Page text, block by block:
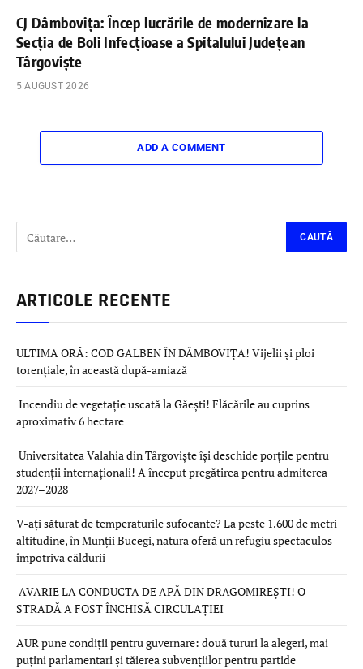
CJ Dâmbovița: Încep lucrările de modernizare la
Secția de Boli Infecțioase a Spitalului Județean
Târgoviște
5 AUGUST 2026
ADD A COMMENT
ARTICOLE RECENTE
ULTIMA ORĂ: COD GALBEN ÎN DÂMBOVIȚA! Vijelii și ploi
torențiale, în această după-amiază
Incendiu de vegetație uscată la Găești! Flăcările au cuprins
aproximativ 6 hectare
Universitatea Valahia din Târgoviște își deschide porțile pentru
studenții internaționali! A început pregătirea pentru admiterea
2027–2028
V-ați săturat de temperaturile sufocante? La peste 1.600 de metri
altitudine, în Munții Bucegi, natura oferă un refugiu spectaculos
împotriva căldurii
AVARIE LA CONDUCTA DE APĂ DIN DRAGOMIREȘTI! O
STRADĂ A FOST ÎNCHISĂ CIRCULAȚIEI
AUR pune condiții pentru guvernare: două tururi la alegeri, mai
puțini parlamentari și tăierea subvențiilor pentru partide